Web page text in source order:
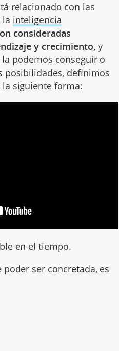
relacionado con las
la inteligencia
consideradas
y crecimiento, y
podemos conseguir o
posibilidades, definimos
la siguiente forma:
en el tiempo.
poder ser concretada, es